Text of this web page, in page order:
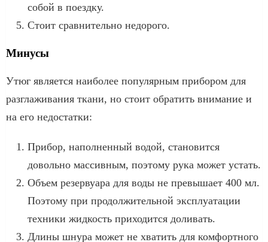
собой в поездку.
Стоит сравнительно недорого.
Минусы
Утюг является наиболее популярным прибором для
разглаживания ткани, но стоит обратить внимание и
на его недостатки:
Прибор, наполненный водой, становится
довольно массивным, поэтому рука может устать.
Объем резервуара для воды не превышает 400 мл.
Поэтому при продолжительной эксплуатации
техники жидкость приходится доливать.
Длины шнура может не хватить для комфортного